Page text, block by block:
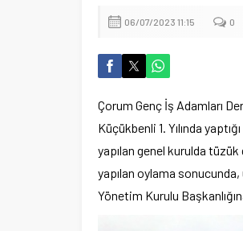
06/07/2023 11:15 0
Çorum Genç İş Adamları
Küçükbenli 1. Yılında
yapılan genel kurulda
yapılan oylama
Yönetim Kurulu